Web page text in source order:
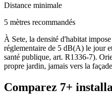
Distance minimale
5 mètres recommandés
À Sete, la densité d'habitat
réglementaire de 5 dB(A) le jour
santé publique, art. R1336-7).
propre jardin, jamais vers la
Comparez 7+